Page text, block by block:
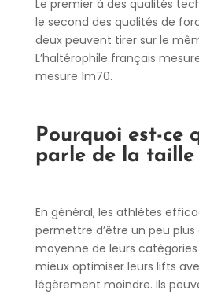
Le premier à des qualités
le second des qualités de
deux peuvent tirer sur le
L’haltérophile français
mesure 1m70.
Pourquoi est-ce
parle de la taille
En général, les athlètes
permettre d’être un peu
moyenne de leurs
mieux optimiser leurs lifts
légèrement moindre. Ils